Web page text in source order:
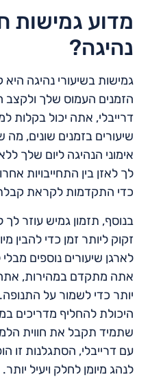
מדוע גמישות
נהיגה?
גמישות בשיעורי נהיגה
הזמנים העמוס שלך ולקצב
דרייבלי, אתה יכול בקלות
שיעורים בזמנים שונים,
אימוני הנהיגה ליום שלך
לך לאזן בין התחייבויות
כדי התקדמות לקראת קבלת
בנוסף, תזמון גמיש עוזר
זקוק ליותר זמן כדי להבין
לארגן שיעורים נוספים
אתה מתקדם במהירות, אתה
יותר כדי לשמור על
היכולת להחליף מדריכים
שתמיד תקבל את חווית
עם דרייבלי, הסתגלנות
לנהג מיומן לחלק ויעיל יותר.